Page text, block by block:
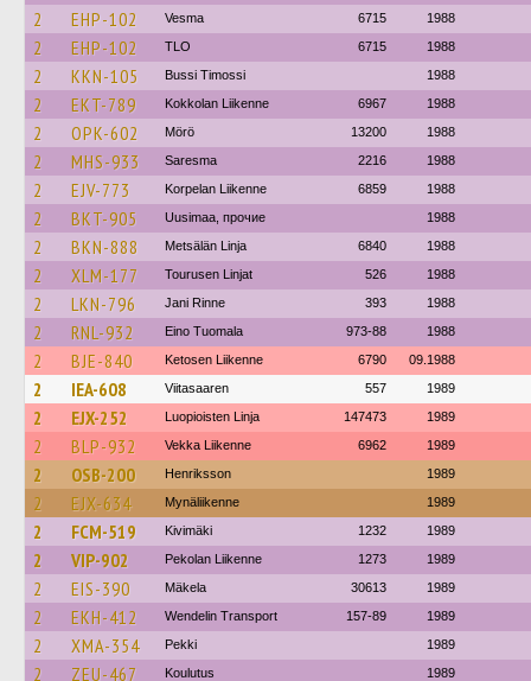
2 EHP-102 Vesma 6715 1988
2 EHP-102 TLO 6715 1988
2 KKN-105 Bussi Timossi 1988
2 EKT-789 Kokkolan Liikenne 6967 1988
2 OPK-602 Mörö 13200 1988
2 MHS-933 Saresma 2216 1988
2 EJV-773 Korpelan Liikenne 6859 1988
2 BKT-905 Uusimaa, прочие 1988
2 BKN-888 Metsälän Linja 6840 1988
2 XLM-177 Tourusen Linjat 526 1988
2 LKN-796 Jani Rinne 393 1988
2 RNL-932 Eino Tuomala 973-88 1988
2 BJE-840 Ketosen Liikenne 6790 09.1988
2 IEA-608 Viitasaaren 557 1989
2 EJX-252 Luopioisten Linja 147473 1989
2 BLP-932 Vekka Liikenne 6962 1989
2 OSB-200 Henriksson 1989
2 EJX-634 Mynäliikenne 1989
2 FCM-519 Kivimäki 1232 1989
2 VIP-902 Pekolan Liikenne 1273 1989
2 EIS-390 Mäkela 30613 1989
2 EKH-412 Wendelin Transport 157-89 1989
2 XMA-354 Pekki 1989
2 ZEU-467 Koulutus 1989